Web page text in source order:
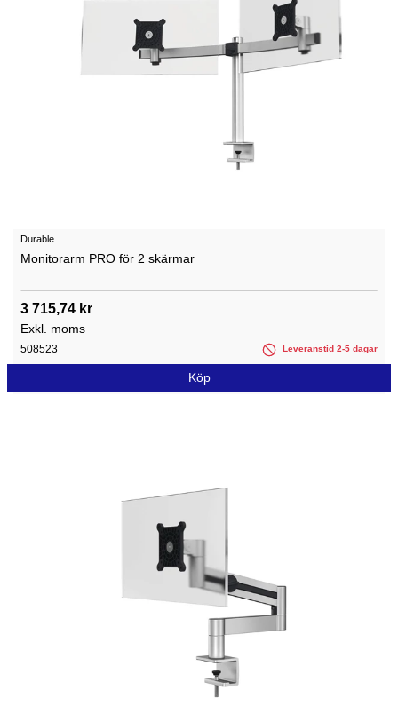
Durable
Monitorarm PRO för 2 skärmar
3 715,74 kr
Exkl. moms
508523 Leveranstid 2-5 dagar
Köp